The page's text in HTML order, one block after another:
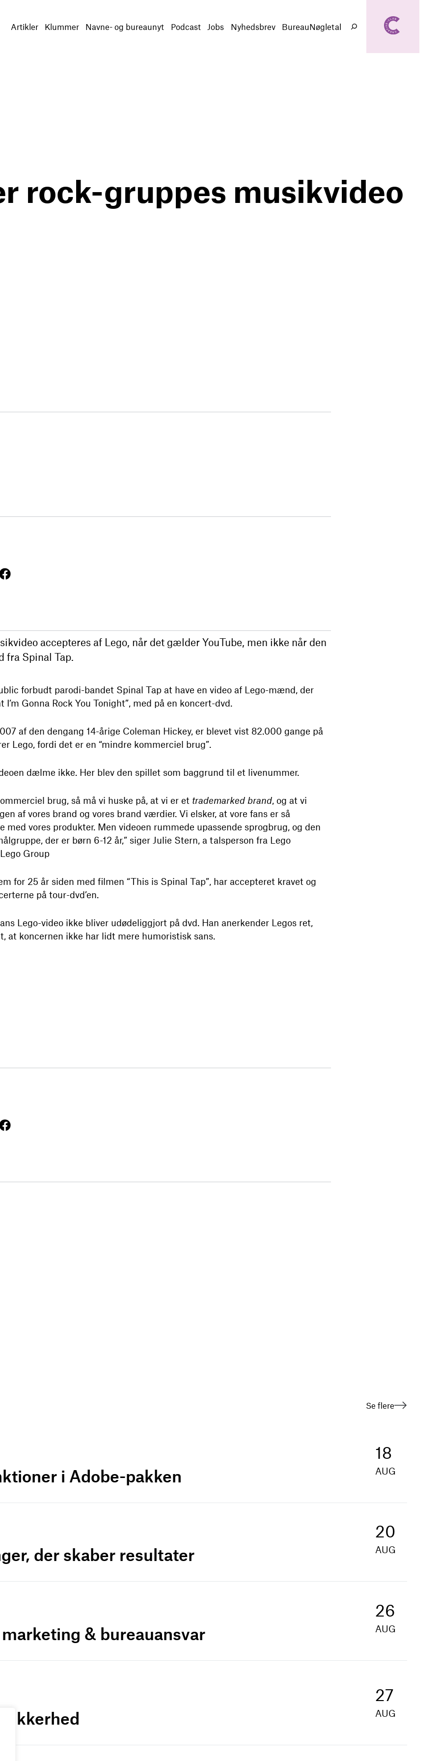
Artikler Klummer Navne- og bureaunyt Podcast Jobs Nyhedsbrev BureauNøgletal
Søg
rock-gruppes musikvideo
accepteres af Lego, når det gælder YouTube, men ikke når den
fra Spinal Tap.
forbudt parodi-bandet Spinal Tap at have en video af Lego-mænd, der
Gonna Rock You Tonight”, med på en koncert-dvd.
af den dengang 14-årige Coleman Hickey, er blevet vist 82.000 gange på
Lego, fordi det er en “mindre kommerciel brug”.
dælme ikke. Her blev den spillet som baggrund til et livenummer.
brug, så må vi huske på, at vi er et trademarked brand, og at vi
af vores brand og vores brand værdier. Vi elsker, at vore fans er så
med vores produkter. Men videoen rummede upassende sprogbrug, og den
der er børn 6-12 år,” siger Julie Stern, a talsperson fra Lego
Group
for 25 år siden med filmen “This is Spinal Tap”, har accepteret kravet og
på tour-dvd’en.
Lego-video ikke bliver udødeliggjort på dvd. Han anerkender Legos ret,
at koncernen ikke har lidt mere humoristisk sans.
Se flere
i Adobe-pakken
18
AUG
der skaber resultater
20
AUG
& bureauansvar
26
AUG
27
AUG